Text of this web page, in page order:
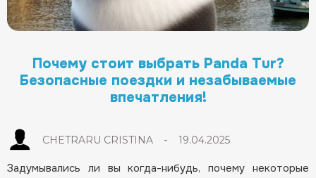
Почему стоит выбрать Panda Tur?
Безопасные поездки и незабываемые
впечатления!
CHETRARU CRISTINA - 19.04.2025
Задумывались ли вы когда-нибудь, почему некоторые